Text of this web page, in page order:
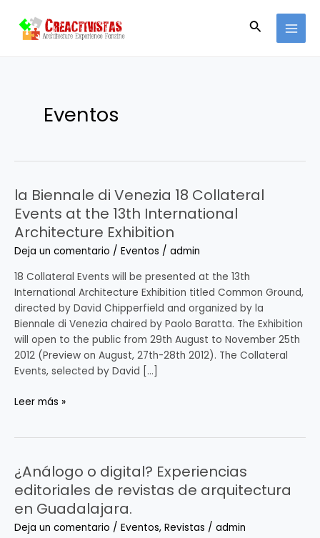
contenido
Buscar
Eventos
la Biennale di Venezia 18 Collateral
Events at the 13th International
Architecture Exhibition
Deja un comentario / Eventos / admin
18 Collateral Events will be presented at the 13th
International Architecture Exhibition titled Common Ground,
directed by David Chipperfield and organized by la
Biennale di Venezia chaired by Paolo Baratta. The Exhibition
will open to the public from 29th August to November 25th
2012 (Preview on August, 27th-28th 2012). The Collateral
Events, selected by David […]
la
Biennale
Venezia
18
Collateral
Events
at
the
13th
International
Architecture
Leer más »
¿Análogo o digital? Experiencias
editoriales de revistas de arquitectura
en Guadalajara.
Deja un comentario / Eventos, Revistas / admin
¿Análogo
o
digital?
Experiencias
editoriales